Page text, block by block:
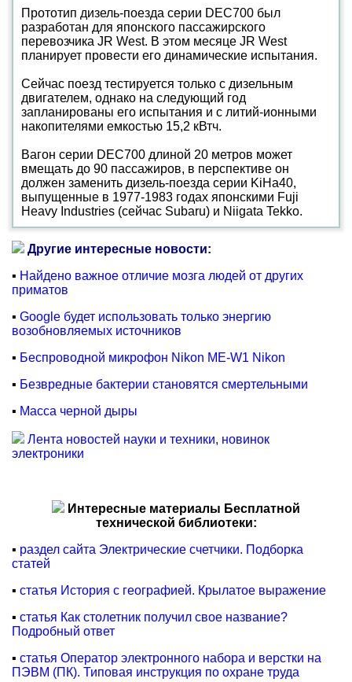
Прототип дизель-поезда серии DEC700 был
разработан для японского пассажирского
перевозчика JR West. В этом месяце JR West
планирует провести его динамические испытания.
Сейчас поезд тестируется только с дизельным
двигателем, однако на следующий год
запланированы его испытания и с литий-ионными
накопителями емкостью 15,2 кВтч.
Вагон серии DEC700 длиной 20 метров может
вмещать до 90 пассажиров, в перспективе он
должен заменить дизель-поезда серии KiHa40,
выпущенные в 1977-1983 годах японскими Fuji
Heavy Industries (сейчас Subaru) и Niigata Tekko.
Другие интересные новости:
▪ Найдено важное отличие мозга людей от других
приматов
▪ Google будет использовать только энергию
возобновляемых источников
▪ Беспроводной микрофон Nikon ME-W1 Nikon
▪ Безвредные бактерии становятся смертельными
▪ Масса черной дыры
Лента новостей науки и техники, новинок
электроники
Интересные материалы Бесплатной
технической библиотеки:
▪ раздел сайта Электрические счетчики. Подборка
статей
▪ статья История с географией. Крылатое выражение
▪ статья Как столетник получил свое название?
Подробный ответ
▪ статья Оператор электронного набора и верстки на
ПЭВМ (ПК). Типовая инструкция по охране труда